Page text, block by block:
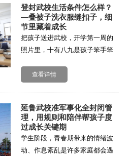
登封武校生活条件怎么样？
—叠被子洗衣服缝扣子，细
节里藏着成长
把孩子送进武校，开学第一周的
照片里，十有八九是孩子笨手笨
品。少林延鲁武术学校生活条件
查看详情
延鲁武校准军事化全封闭管
理，用规则和陪伴帮孩子度
过成长关键期
学生阶段，青春期带来的情绪波
动、作息紊乱是许多家庭都会遇